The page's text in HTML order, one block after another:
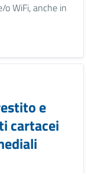
WiFi, anche in
e
cartacei